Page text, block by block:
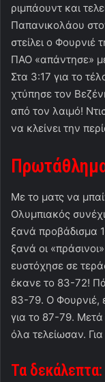
ριμπάουντ και
Παπανικολάου
στείλει ο
ΠΑΟ «απάντησε»
Στα 3:17 για το
χτύπησε τον
από τον λαιμό!
να κλείνει την
Με το ματς να
Ολυμπιακός
ξανά προβάδισμα
ξανά οι
ευστόχησε σε
έκανε το 83-72!
83-79. Ο Φουρνιέ,
για το 87-79. Μετά
όλα τελείωσαν.
Τα